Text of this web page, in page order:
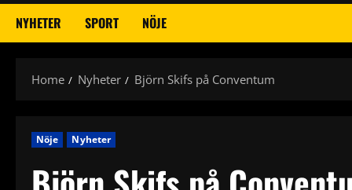
NYHETER SPORT NÖJE
Home Nyheter Björn Skifs på Conventum
Nöje Nyheter